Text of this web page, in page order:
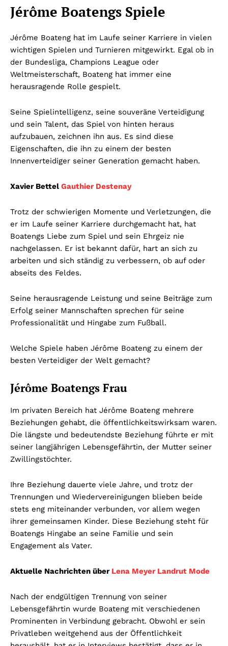
Jérôme Boatengs Spiele
Jérôme Boateng hat im Laufe seiner Karriere in vielen
wichtigen Spielen und Turnieren mitgewirkt. Egal ob in
der Bundesliga, Champions League oder
Weltmeisterschaft, Boateng hat immer eine
herausragende Rolle gespielt.
Seine Spielintelligenz, seine souveräne Verteidigung
und sein Talent, das Spiel von hinten heraus
aufzubauen, zeichnen ihn aus. Es sind diese
Eigenschaften, die ihn zu einem der besten
Innenverteidiger seiner Generation gemacht haben.
Xavier Bettel Gauthier Destenay
Trotz der schwierigen Momente und Verletzungen, die
er im Laufe seiner Karriere durchgemacht hat, hat
Boatengs Liebe zum Spiel und sein Ehrgeiz nie
nachgelassen. Er ist bekannt dafür, hart an sich zu
arbeiten und sich ständig zu verbessern, ob auf oder
abseits des Feldes.
Seine herausragende Leistung und seine Beiträge zum
Erfolg seiner Mannschaften sprechen für seine
Professionalität und Hingabe zum Fußball.
Welche Spiele haben Jérôme Boateng zu einem der
besten Verteidiger der Welt gemacht?
Jérôme Boatengs Frau
Im privaten Bereich hat Jérôme Boateng mehrere
Beziehungen gehabt, die öffentlichkeitswirksam waren.
Die längste und bedeutendste Beziehung führte er mit
seiner langjährigen Lebensgefährtin, der Mutter seiner
Zwillingstöchter.
Ihre Beziehung dauerte viele Jahre, und trotz der
Trennungen und Wiedervereinigungen blieben beide
stets eng miteinander verbunden, vor allem wegen
ihrer gemeinsamen Kinder. Diese Beziehung steht für
Boatengs Hingabe an seine Familie und sein
Engagement als Vater.
Aktuelle Nachrichten über Lena Meyer Landrut Mode
Nach der endgültigen Trennung von seiner
Lebensgefährtin wurde Boateng mit verschiedenen
Prominenten in Verbindung gebracht. Obwohl er sein
Privatleben weitgehend aus der Öffentlichkeit